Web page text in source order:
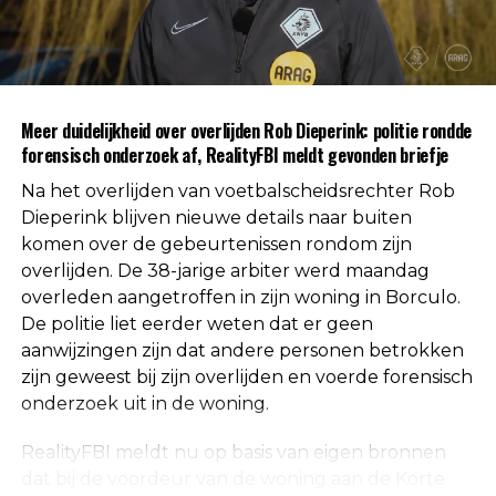
gevonden voor betrokkenheid van andere
personen. Daarmee is die mogelijkheid volgens de
autoriteiten uitgesloten.
worden geen verdere mededelingen gedaan over
de doodsoorzaak.
Een vaste waarde in de Nederlandse
arbitrage
Met het overlijden van Rob Dieperink verliest het
Nederlandse voetbal een scheidsrechter die
jarenlang actief was op het hoogste niveau.
Dieperink begon al op jonge leeftijd met fluiten in
het amateurvoetbal en werkte zich stap voor stap
Meer duidelijkheid over overlijden Rob Dieperink: politie rondde
forensisch onderzoek af, RealityFBI meldt gevonden briefje
Na het overlijden van voetbalscheidsrechter Rob
Dieperink blijven nieuwe details naar buiten
komen over de gebeurtenissen rondom zijn
overlijden. De 38-jarige arbiter werd maandag
overleden aangetroffen in zijn woning in Borculo.
De politie liet eerder weten dat er geen
aanwijzingen zijn dat andere personen betrokken
zijn geweest bij zijn overlijden en voerde forensisch
onderzoek uit in de woning.
RealityFBI meldt nu op basis van eigen bronnen